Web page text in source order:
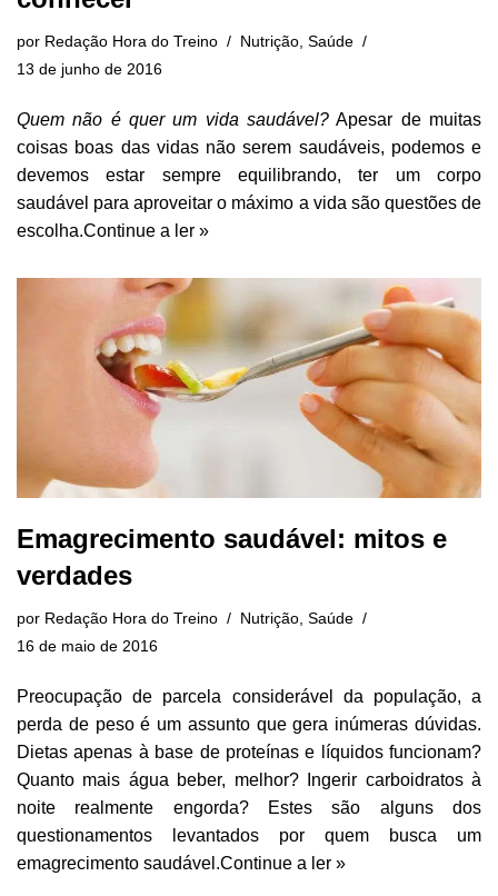
por Redação Hora do Treino Nutrição Saúde
13 de junho de 2016
Quem não é quer um vida saudável? Apesar de muitas
coisas boas das vidas não serem saudáveis, podemos e
devemos estar sempre equilibrando, ter um corpo
saudável para aproveitar o máximo a vida são questões de
escolha.Continue a ler »
Emagrecimento saudável: mitos e
verdades
por Redação Hora do Treino Nutrição Saúde
16 de maio de 2016
Preocupação de parcela considerável da população, a
perda de peso é um assunto que gera inúmeras dúvidas.
Dietas apenas à base de proteínas e líquidos funcionam?
Quanto mais água beber, melhor? Ingerir carboidratos à
noite realmente engorda? Estes são alguns dos
questionamentos levantados por quem busca um
emagrecimento saudável.Continue a ler »